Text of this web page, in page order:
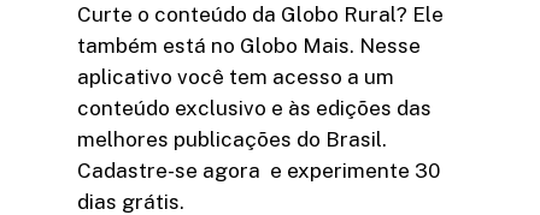
Curte o conteúdo da Globo Rural? Ele
também está no Globo Mais. Nesse
aplicativo você tem acesso a um
conteúdo exclusivo e às edições das
melhores publicações do Brasil.
Cadastre-se agora e experimente 30
dias grátis.